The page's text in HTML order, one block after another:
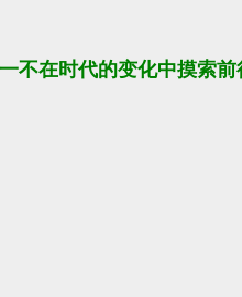
不在时代的变化中摸索前